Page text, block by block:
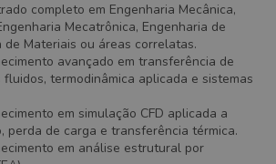
completo em Engenharia Mecânica,
Mecatrônica, Engenharia de
de Materiais ou áreas correlatas.
avançado em transferência de
fluidos, termodinâmica aplicada e sistemas
em simulação CFD aplicada a
perda de carga e transferência térmica.
em análise estrutural por